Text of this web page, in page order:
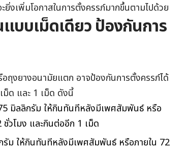
ยิ่งเพิ่มโอกาสในการตั้งครรภ์มากขึ้นตามไปด้วย
บบเม็ดเดียว ป้องกันการ
ถุงยางอนามัยแตก อาจป้องกันการตั้งครรภ์ได้
ด และ 1 เม็ด ดังนี้
มิลลิกรัม ให้กินทันทีหลังมีเพศสัมพันธ์ หรือ
ชั่วโมง และกินต่ออีก 1 เม็ด
รัม ให้กินทันทีหลังมีเพศสัมพันธ์ หรือภายใน 72